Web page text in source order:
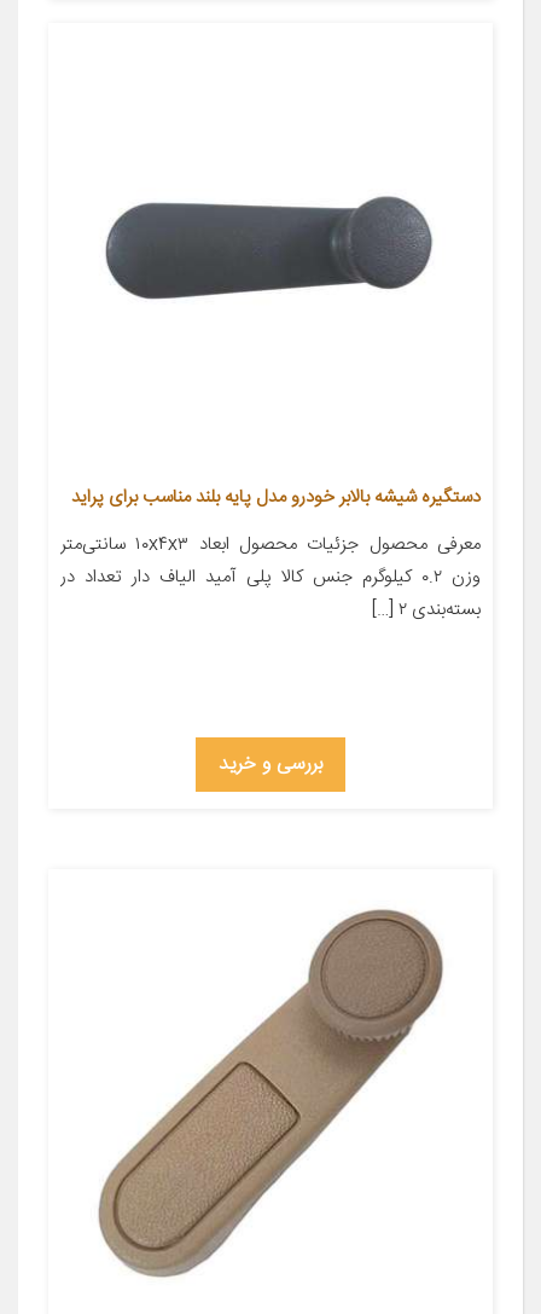
دستگیره شیشه بالابر خودرو مدل پایه بلند مناسب برای پراید
معرفی محصول جزئیات محصول ابعاد ۱۰x۴x۳ سانتی‌متر
وزن ۰.۲ کیلوگرم جنس کالا پلی آمید الیاف دار تعداد در
بسته‌بندی ۲ […]
بررسی و خرید